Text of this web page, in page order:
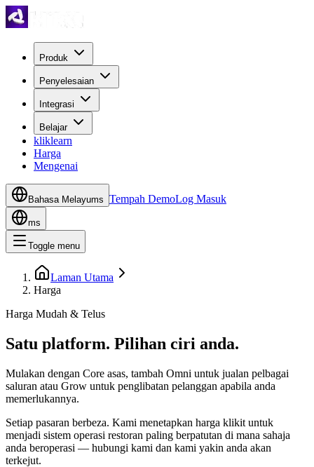
Produk
Penyelesaian
Integrasi
Belajar
kliklearn
Harga
Mengenai
Bahasa Melayums Tempah DemoLog Masuk
ms
Toggle menu
Laman Utama
Harga
Harga Mudah & Telus
Satu platform. Pilihan ciri anda.
Mulakan dengan Core asas, tambah Omni untuk jualan pelbagai
saluran atau Grow untuk penglibatan pelanggan apabila anda
memerlukannya.
Setiap pasaran berbeza. Kami menetapkan harga klikit untuk
menjadi sistem operasi restoran paling berpatutan di mana sahaja
anda beroperasi — hubungi kami dan kami yakin anda akan
terkejut.